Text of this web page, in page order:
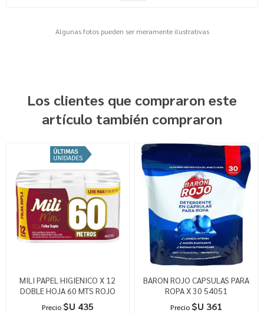
Algunas fotos pueden ser meramente ilustrativas
Los clientes que compraron este
artículo también compraron
MILI PAPEL HIGIENICO X 12
DOBLE HOJA 60 MTS ROJO
Precio $U 435
BARON ROJO CAPSULAS PARA
ROPA X 30 54051
Precio $U 361